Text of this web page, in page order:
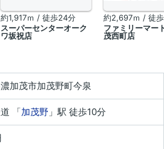
約1,917ｍ / 徒歩24分
スーパーセンターオーク
ワ坂祝店
約2,697ｍ / 徒
ファミリーマー
茂西町店
加茂市加茂野町今泉
「加茂野 」駅 徒歩10分